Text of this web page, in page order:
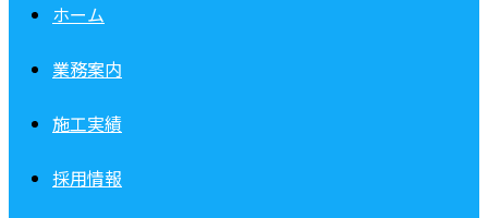
ホーム
業務案内
施工実績
採用情報